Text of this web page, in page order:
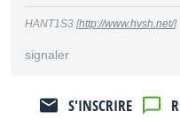
HANT1S3 [http://www.hvsh.net/]
signaler
S'INSCRIRE